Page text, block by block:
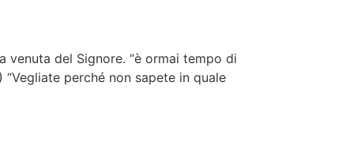
del Signore. “è ormai tempo di
perché non sapete in quale